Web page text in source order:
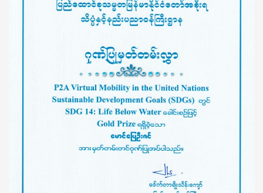
SDG
14:
Life
Water
ခေါင်းစဉ်
ဖြင့်
အဖွဲ့
လိုက်
Gold
Prize
ရရှိ